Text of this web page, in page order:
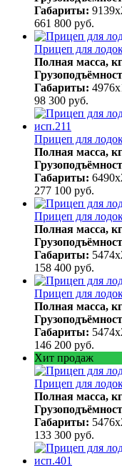
Габариты:
661 800 руб.
Прицеп для
Полная масса,
Габариты:
98 300 руб.
Прицеп для
Полная масса,
Габариты:
277 100 руб.
Прицеп для
Полная масса,
Габариты:
158 400 руб.
Прицеп для
Полная масса,
Габариты:
146 200 руб.
Хит продаж
Прицеп для
Полная масса,
Габариты:
133 300 руб.